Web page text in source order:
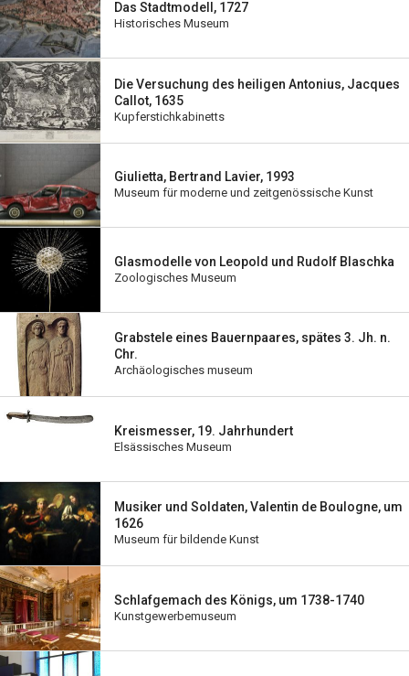
Das Stadtmodell, 1727
Historisches Museum
Die Versuchung des heiligen Antonius, Jacques
Callot, 1635
Kupferstichkabinetts
Giulietta, Bertrand Lavier, 1993
Museum für moderne und zeitgenössische Kunst
Glasmodelle von Leopold und Rudolf Blaschka
Zoologisches Museum
Grabstele eines Bauernpaares, spätes 3. Jh. n.
Chr.
Archäologisches museum
Kreismesser, 19. Jahrhundert
Elsässisches Museum
Musiker und Soldaten, Valentin de Boulogne, um
1626
Museum für bildende Kunst
Schlafgemach des Königs, um 1738-1740
Kunstgewerbemuseum